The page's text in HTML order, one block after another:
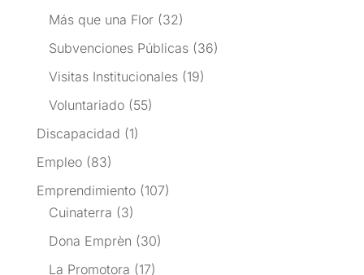
Más que una Flor(32)
Subvenciones Públicas(36)
Visitas Institucionales(19)
Voluntariado(55)
Discapacidad (1)
Empleo(83)
Emprendimiento(107)
Cuinaterra (3)
Dona Emprèn (30)
La Promotora (17)